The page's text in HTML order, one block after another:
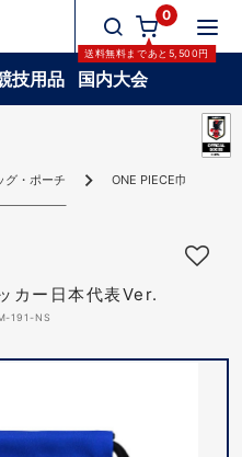
0
送料無料まであと 5,500円
技用品 国内大会
グ・ポーチ ONE PIECE巾着 サッ
カー日本代表Ver.
191-NS